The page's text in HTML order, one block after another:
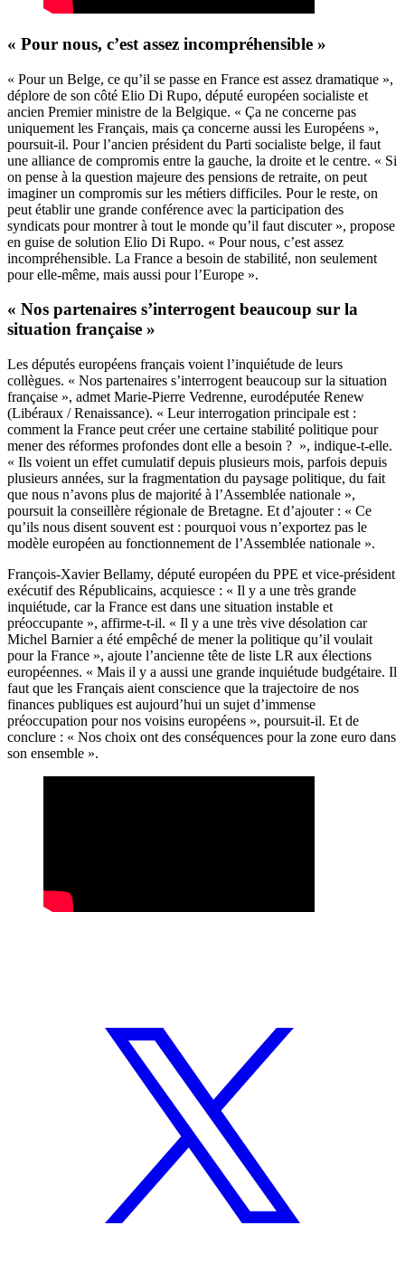
« Pour nous, c’est assez incompréhensible »
« Pour un Belge, ce qu’il se passe en France est assez dramatique »,
déplore de son côté Elio Di Rupo, député européen socialiste et
ancien Premier ministre de la Belgique. « Ça ne concerne pas
uniquement les Français, mais ça concerne aussi les Européens »,
poursuit-il. Pour l’ancien président du Parti socialiste belge, il faut
une alliance de compromis entre la gauche, la droite et le centre. « Si
on pense à la question majeure des pensions de retraite, on peut
imaginer un compromis sur les métiers difficiles. Pour le reste, on
peut établir une grande conférence avec la participation des
syndicats pour montrer à tout le monde qu’il faut discuter », propose
en guise de solution Elio Di Rupo. « Pour nous, c’est assez
incompréhensible. La France a besoin de stabilité, non seulement
pour elle-même, mais aussi pour l’Europe ».
« Nos partenaires s’interrogent beaucoup sur la
situation française »
Les députés européens français voient l’inquiétude de leurs
collègues. « Nos partenaires s’interrogent beaucoup sur la situation
française », admet Marie-Pierre Vedrenne, eurodéputée Renew
(Libéraux / Renaissance). « Leur interrogation principale est :
comment la France peut créer une certaine stabilité politique pour
mener des réformes profondes dont elle a besoin ? », indique-t-elle.
« Ils voient un effet cumulatif depuis plusieurs mois, parfois depuis
plusieurs années, sur la fragmentation du paysage politique, du fait
que nous n’avons plus de majorité à l’Assemblée nationale »,
poursuit la conseillère régionale de Bretagne. Et d’ajouter : « Ce
qu’ils nous disent souvent est : pourquoi vous n’exportez pas le
modèle européen au fonctionnement de l’Assemblée nationale ».
François-Xavier Bellamy, député européen du PPE et vice-président
exécutif des Républicains, acquiesce : « Il y a une très grande
inquiétude, car la France est dans une situation instable et
préoccupante », affirme-t-il. « Il y a une très vive désolation car
Michel Barnier a été empêché de mener la politique qu’il voulait
pour la France », ajoute l’ancienne tête de liste LR aux élections
européennes. « Mais il y a aussi une grande inquiétude budgétaire. Il
faut que les Français aient conscience que la trajectoire de nos
finances publiques est aujourd’hui un sujet d’immense
préoccupation pour nos voisins européens », poursuit-il. Et de
conclure : « Nos choix ont des conséquences pour la zone euro dans
son ensemble ».